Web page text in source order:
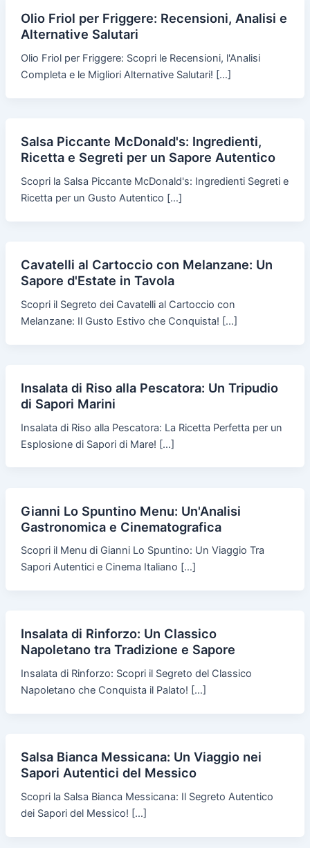
Olio Friol per Friggere: Recensioni, Analisi e
Alternative Salutari
Olio Friol per Friggere: Scopri le Recensioni, l'Analisi
Completa e le Migliori Alternative Salutari! […]
Salsa Piccante McDonald's: Ingredienti,
Ricetta e Segreti per un Sapore Autentico
Scopri la Salsa Piccante McDonald's: Ingredienti Segreti e
Ricetta per un Gusto Autentico […]
Cavatelli al Cartoccio con Melanzane: Un
Sapore d'Estate in Tavola
Scopri il Segreto dei Cavatelli al Cartoccio con
Melanzane: Il Gusto Estivo che Conquista! […]
Insalata di Riso alla Pescatora: Un Tripudio
di Sapori Marini
Insalata di Riso alla Pescatora: La Ricetta Perfetta per un
Esplosione di Sapori di Mare! […]
Gianni Lo Spuntino Menu: Un'Analisi
Gastronomica e Cinematografica
Scopri il Menu di Gianni Lo Spuntino: Un Viaggio Tra
Sapori Autentici e Cinema Italiano […]
Insalata di Rinforzo: Un Classico
Napoletano tra Tradizione e Sapore
Insalata di Rinforzo: Scopri il Segreto del Classico
Napoletano che Conquista il Palato! […]
Salsa Bianca Messicana: Un Viaggio nei
Sapori Autentici del Messico
Scopri la Salsa Bianca Messicana: Il Segreto Autentico
dei Sapori del Messico! […]